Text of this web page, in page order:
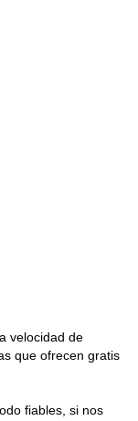
velocidad de
que ofrecen gratis
fiables, si nos